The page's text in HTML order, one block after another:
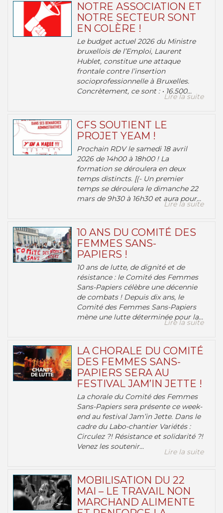
NOTRE ASSOCIATION ET
NOTRE SECTEUR SONT
EN COLÈRE !
Le budget actuel 2026 du Ministre
bruxellois de l’Emploi, Laurent
Hublet, constitue une attaque
frontale contre l’insertion
socioprofessionnelle à Bruxelles.
Concrètement, ce sont : • 16.500...
Lire la suite
CFS SOUTIENT LE
PROJET YEAM !
Prochain RDV le samedi 18 avril
2026 de 14h00 à 18h00 ! La
formation se déroulera en deux
temps distincts. [(- Un premier
temps se déroulera le dimanche 22
mars de 9h30 à 16h30 et aura pour...
Lire la suite
10 ANS DU COMITÉ DES
FEMMES SANS-
PAPIERS !
10 ans de lutte, de dignité et de
résistance : le Comité des Femmes
Sans-Papiers célèbre une décennie
de combats ! Depuis dix ans, le
Comité des Femmes Sans-Papiers
mène une lutte déterminée pour la...
Lire la suite
LA CHORALE DU COMITÉ
DES FEMMES SANS-
PAPIERS SERA AU
FESTIVAL JAM’IN JETTE !
La chorale du Comité des Femmes
Sans-Papiers sera présente ce week-
end au festival Jam’in Jette. Dans le
cadre du Labo-chantier Variétés :
Circulez ?! Résistance et solidarité ?!
Venez les soutenir...
Lire la suite
MOBILISATION DU 22
MAI – LE TRAVAIL NON
MARCHAND ALIMENTE